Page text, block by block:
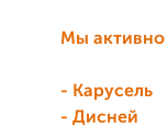
Мы активно
- Карусель
- Дисней